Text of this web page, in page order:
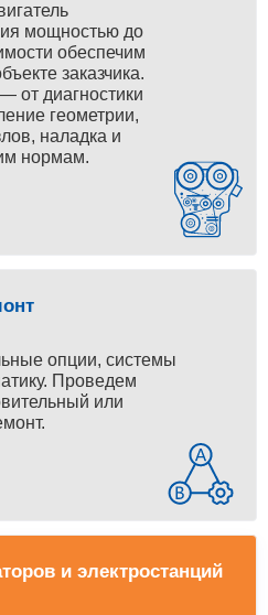
мощностью до
обеспечим
заказчика.
от диагностики
геометрии,
наладка и
нормам.
опции, системы
Проведем
или
и электростанций